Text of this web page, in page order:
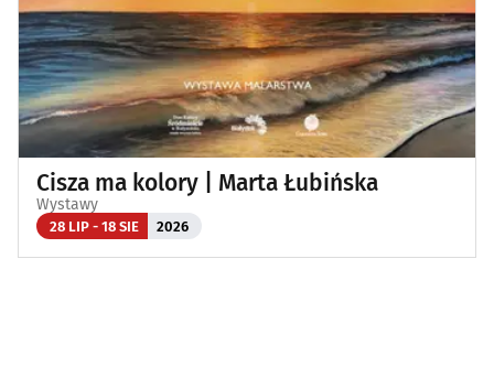
Cisza ma kolory | Marta Łubińska
Wystawy
28 LIP - 18 SIE 2026